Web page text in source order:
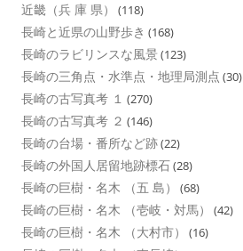
近畿（兵 庫 県） (118)
長崎と近県の山野歩き (168)
長崎のラビリンスな風景 (123)
長崎の三角点・水準点・地理局測点 (30)
長崎の古写真考 １ (270)
長崎の古写真考 ２ (146)
長崎の台場・番所など跡(22)
長崎の外国人居留地跡標石(28)
長崎の巨樹・名木 （五 島） (68)
長崎の巨樹・名木 （壱岐・対馬） (42)
長崎の巨樹・名木 （大村市） (16)